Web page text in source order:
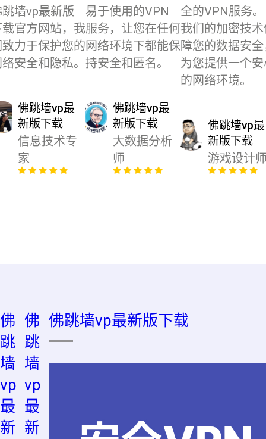
墙vp最新版
官方网站，我
力于保护您的
安全和隐私。
佛跳墙vp最
新版下载
信息技术专
家
易于使用的VPN
服务，让您在任何
网络环境下都能保
持安全和匿名。
佛跳墙vp最
新版下载
大数据分析
师
全的VPN服务。
我们的加密技
障您的数据安
为您提供一个
的网络环境。
佛跳墙vp最
新版下载
游戏设计
佛
跳
墙
vp
最
新
佛
跳
墙
vp
最
新
佛跳墙vp最新版下载